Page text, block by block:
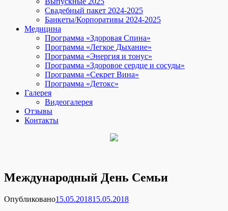
Свадебный пакет 2024-2025
Банкеты/Корпоративы 2024-2025
Медицина
Программа «Здоровая Спина»
Программа «Легкое Дыхание»
Программа «Энергия и тонус»
Программа «Здоровое сердце и сосуды»
Программа «Секрет Вина»
Программа «Детокс»
Галерея
Видеогалерея
Отзывы
Контакты
Международный День Семьи
Опубликовано15.05.201815.05.2018